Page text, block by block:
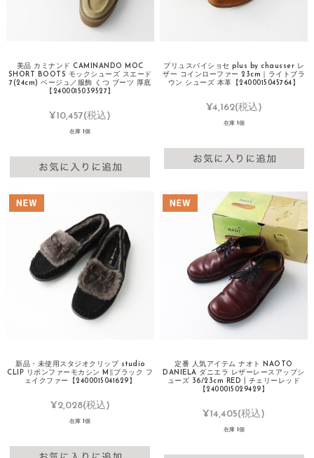
美品 カミナンド CAMINANDO MOC
SHORT BOOTS モックシューズ スエード
7(24cm) ベージュ／服飾 くつ ブーツ 厚底
【2400015039527】
¥10,457(税込)
在庫 1個
プリュスバイショセ plus by chausser レ
ザー コインローファー 23cm｜ライトブラ
ウン シューズ 本革【2400015045764】
¥4,162(税込)
在庫 1個
新品・未使用スタジオクリップ studio
CLIP リボンファーモカシン M∥ブラック フ
ェイクファー【2400015041629】
¥2,028(税込)
在庫 1個
定番 人気アイテム ナオト NAOTO
DANIELA ダニエラ レザーレースアップシ
ューズ 36/23cm RED┃チェリーレッド
【2400015029429】
¥14,405(税込)
在庫 1個